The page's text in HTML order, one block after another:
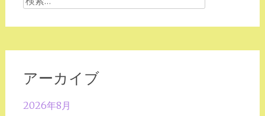
アーカイブ
2026年8月